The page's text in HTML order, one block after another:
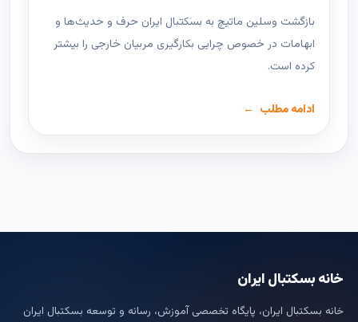
بازگشت وسلین ماتیچ به بسکتبال ایران حرف و حدیث‌ها و
ابهامات در خصوص چرایی بکارگیری مربیان خارجی را بیشتر
کرده است.
ادامه مطلب
خانه بسکتبال ایران
خانه بسکتبال ایران، پایگاه تخصصی آموزش، رسانه و توسعه بسکتبال ایران